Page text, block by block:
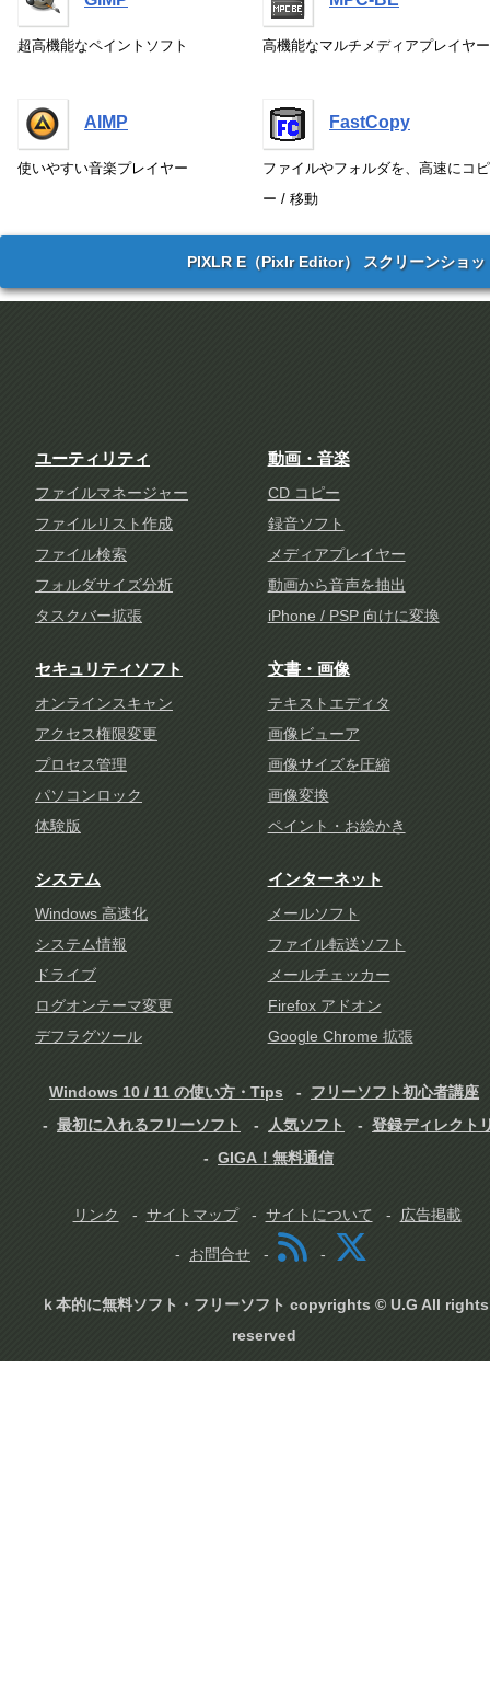
超高機能なペイントソフト 高機能なマルチメディアプレイヤー
AIMP
使いやすい音楽プレイヤー
FastCopy
ファイルやフォルダを、高速にコピ
ー / 移動
PIXLR E（Pixlr Editor） スクリーンショッ
ユーティリティ
ファイルマネージャー
ファイルリスト作成
ファイル検索
フォルダサイズ分析
タスクバー拡張
動画・音楽
CD コピー
録音ソフト
メディアプレイヤー
動画から音声を抽出
iPhone / PSP 向けに変換
セキュリティソフト
オンラインスキャン
アクセス権限変更
プロセス管理
パソコンロック
体験版
文書・画像
テキストエディタ
画像ビューア
画像サイズを圧縮
画像変換
ペイント・お絵かき
システム
Windows 高速化
システム情報
ドライブ
ログオンテーマ変更
デフラグツール
インターネット
メールソフト
ファイル転送ソフト
メールチェッカー
Firefox アドオン
Google Chrome 拡張
Windows 10 / 11 の使い方・Tips
フリーソフト初心者講座
最初に入れるフリーソフト
人気ソフト
登録ディレクト
GIGA！無料通信
リンク サイトマップ サイトについて 広告掲載
お問合せ
ｋ本的に無料ソフト・フリーソフト copyrights © U.G All rights
reserved